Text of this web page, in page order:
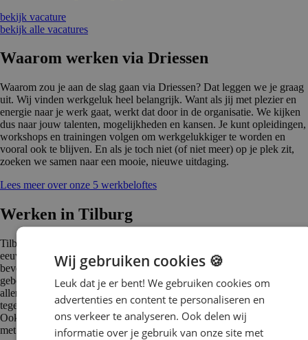
bekijk vacature
bekijk alle vacatures
Waarom werken via Driessen
Waarom zou je aan de slag gaan via Driessen? Dat leggen we je graag
uit. Wij vinden werkgeluk heel belangrijk. Want als jij met plezier en
energie naar je werk gaat, werkt dat door in de organisatie. We kijken
dus naar jouw talenten, mogelijkheden en kansen. Je kunt opleidingen,
workshops en trainingen volgen om werkgelukkiger te worden en
vooral ook te blijven. En als je toch niet (of niet meer) op je plek zit,
zoeken we samen naar een mooie, nieuwe uitdaging.
Lees meer over onze 5 werkbeloftes
Werken in Tilburg
Tilburg is groot geworden door de textielfabrieken die zich eind 19e
eeuw in de stad vestigden. Meer dan driekwart van de wolindustrie
bevond zich daar toen. De herenhuizen die in die tijd werden
gebouwd, zijn nog steeds in de binnenstad te vinden. Maar daar staan
allerlei nieuwe gebouwen, culturele hotspots en onderwijsinstellingen
tegenover. Tilburg staat dan ook bekend als dynamische studentenstad.
Ook is het een belangrijke economische regio, vooral als transportstad
met 10 grote industrieterreinen.
Wij gebruiken cookies 🍪
Leuk dat je er bent! We gebruiken cookies om
advertenties en content te personaliseren en
ons verkeer te analyseren. Ook delen wij
informatie over je gebruik van onze site met